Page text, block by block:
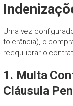
Uma vez
tolerância), o
reequilibrar o
1. Multa
Cláusula